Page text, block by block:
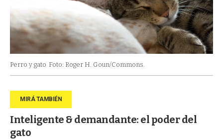
Perro y gato Foto: Roger H. Goun/Commons.
Inteligente & demandante: el poder del
gato